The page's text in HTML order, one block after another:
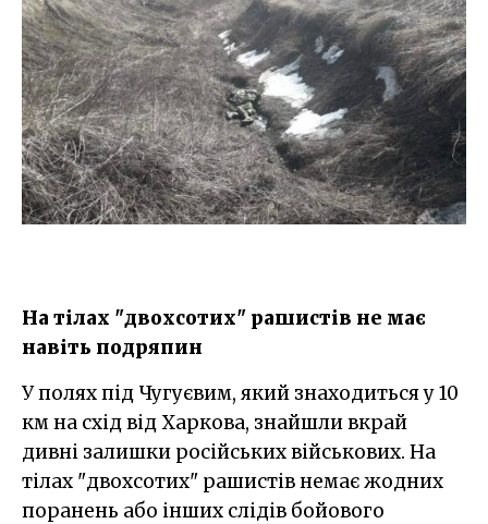
На тілах "двохсотих" рашистів не має
навіть подряпин
У полях під Чугуєвим, який знаходиться у 10
км на схід від Харкова, знайшли вкрай
дивні залишки російських військових. На
тілах "двохсотих" рашистів немає жодних
поранень або інших слідів бойового